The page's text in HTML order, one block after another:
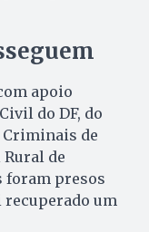
apoio
do DF, do
Criminais de
Rural de
foram presos
um